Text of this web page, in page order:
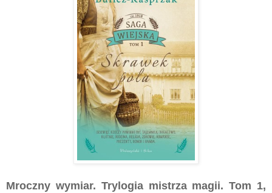
Mroczny wymiar. Trylogia mistrza magii. Tom 1,